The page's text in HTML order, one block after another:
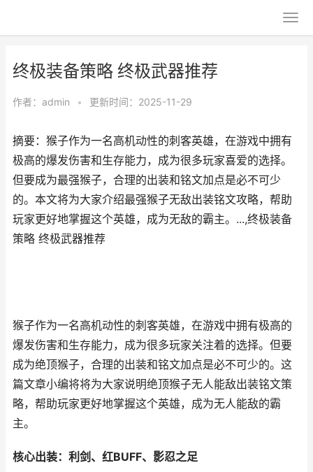
终极装备策略 终极武器推荐
作者： admin • 更新时间：2025-11-29
摘要：猴子作为一名高机动性的刺客英雄，在游戏中拥有
极高的爆发伤害和生存能力，成为很多玩家喜爱的选择。
但要成为最强猴子，合理的出装和铭文加点是必不可少
的。本文将为大家介绍最强猴子无敌出装铭文攻略，帮助
玩家更好地掌握这个英雄，成为无敌的霸主。...,终极装备
策略 终极武器推荐
猴子作为一名高机动性的刺客英雄，在游戏中拥有极高的
爆发伤害和生存能力，成为很多玩家关注着的选择。但要
成为绝顶猴子，合理的出装和铭文加点是必不可少的。这
篇文章小编将将为大家说明绝顶猴子无人能敌出装铭文策
略，帮助玩家更好地掌握这个英雄，成为无人能敌的霸
主。
核心出装：利剑、红BUFF、影忍之足